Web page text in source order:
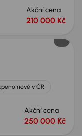
Akční cena
210 000 Kč
nové v ČR
Akční cena
250 000 Kč